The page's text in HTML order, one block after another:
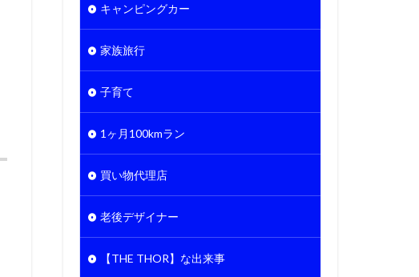
キャンピングカー
家族旅行
子育て
1ヶ月100kmラン
買い物代理店
老後デザイナー
【THE THOR】な出来事